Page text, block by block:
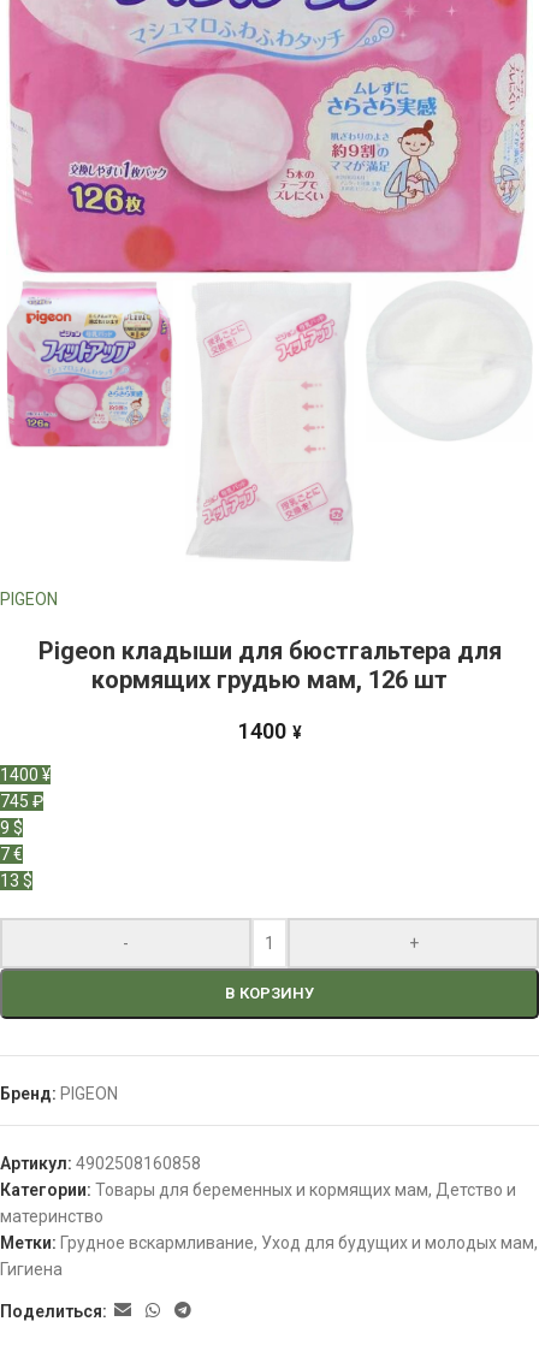
PIGEON
Pigeon кладыши для бюстгальтера для
кормящих грудью мам, 126 шт
1400 ¥
1400 ¥
745 ₽
9 $
7 €
13 $
- +
В КОРЗИНУ
Бренд: PIGEON
Артикул: 4902508160858
Категории: Товары для беременных и кормящих мам, Детство и
материнство
Метки: Грудное вскармливание, Уход для будущих и молодых мам,
Гигиена
Поделиться: